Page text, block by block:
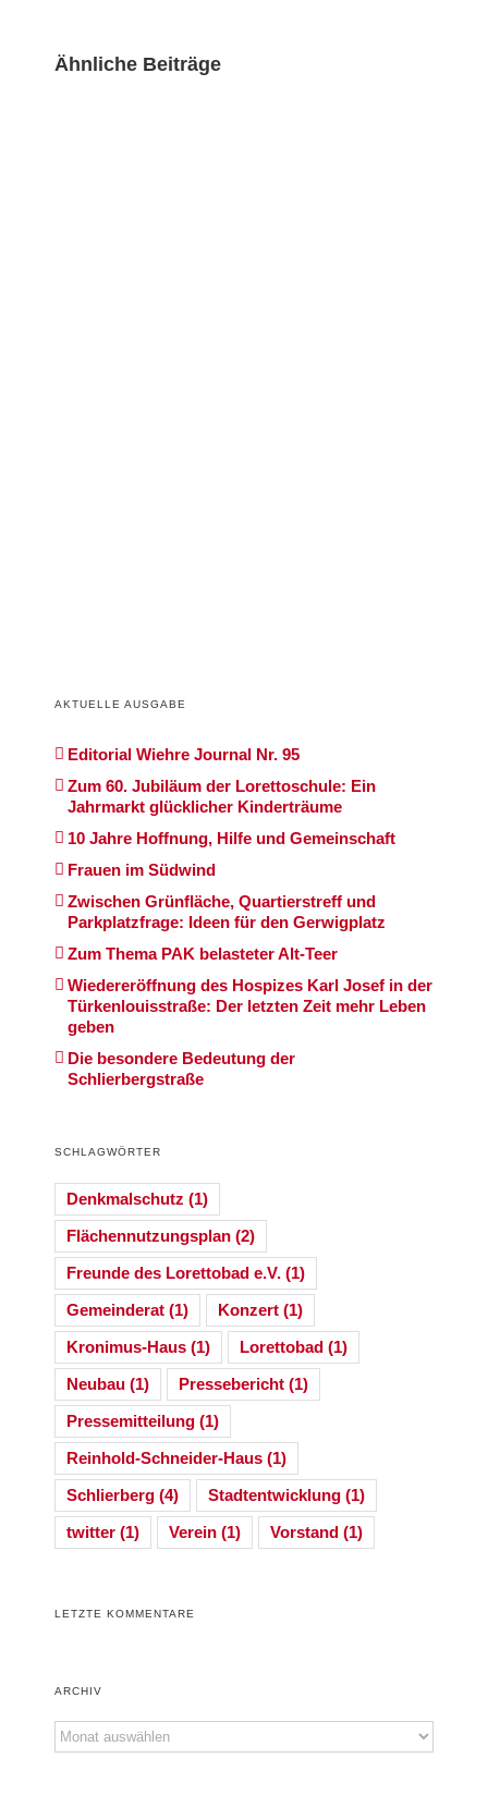
Ähnliche Beiträge
AKTUELLE AUSGABE
Editorial Wiehre Journal Nr. 95
Zum 60. Jubiläum der Lorettoschule: Ein
Jahrmarkt glücklicher Kinderträume
10 Jahre Hoffnung, Hilfe und Gemeinschaft
Frauen im Südwind
Zwischen Grünfläche, Quartierstreff und
Parkplatzfrage: Ideen für den Gerwigplatz
Zum Thema PAK belasteter Alt-Teer
Wiedereröffnung des Hospizes Karl Josef in der
Türkenlouisstraße: Der letzten Zeit mehr Leben
geben
Die besondere Bedeutung der
Schlierbergstraße
SCHLAGWÖRTER
Denkmalschutz (1)
Flächennutzungsplan (2)
Freunde des Lorettobad e.V. (1)
Gemeinderat (1) Konzert (1)
Kronimus-Haus (1) Lorettobad (1)
Neubau (1) Pressebericht (1)
Pressemitteilung (1)
Reinhold-Schneider-Haus (1)
Schlierberg (4) Stadtentwicklung (1)
twitter (1) Verein (1) Vorstand (1)
LETZTE KOMMENTARE
ARCHIV
Archiv